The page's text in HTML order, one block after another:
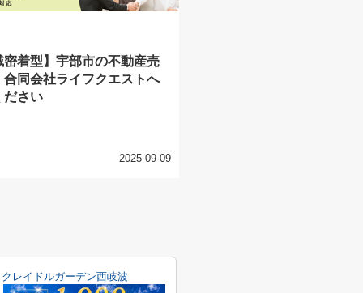
密着型】宇部市の不動産売
合同会社ライフクエストへ
ださい
2025-09-09
クレイドルガーデン西岐波